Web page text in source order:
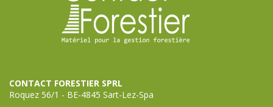
CONTACT FORESTIER SPRL
Roquez 56/1 - BE-4845 Sart-Lez-Spa